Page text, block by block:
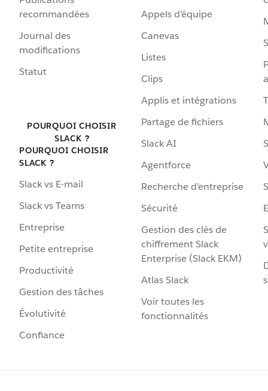
recommandées
Journal des
modifications
Statut
POURQUOI CHOISIR
SLACK ?
POURQUOI CHOISIR
SLACK ?
Slack vs E-mail
Slack vs Teams
Entreprise
Petite entreprise
Productivité
Gestion des tâches
Évolutivité
Confiance
Appels d’équipe
Canevas
Listes
Clips
Applis et intégrations
Partage de fichiers
Slack AI
Agentforce
Recherche d’entreprise
Sécurité
Gestion des clés de
chiffrement Slack
Enterprise (Slack EKM)
Atlas Slack
Voir toutes les
fonctionnalités